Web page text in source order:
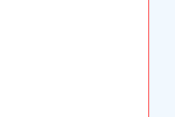
虚构募公司还配备诈骗指南23人团伙骗809万_新
可上门签约_重庆公司注册_代办公司_代理工商
重庆招聘工商外勤人员_重庆慢牛众创企业服务
垫江工商发[2015]30重庆市垫江县工商行政管理
重庆渝中区个既有住宅加装电梯项目开工_社会新
增值税时代房地产和建安企业全盘财税管控核算